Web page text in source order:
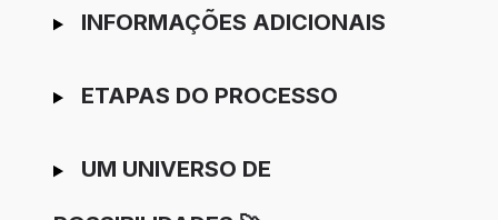
INFORMAÇÕES ADICIONAIS
ETAPAS DO PROCESSO
UM UNIVERSO DE